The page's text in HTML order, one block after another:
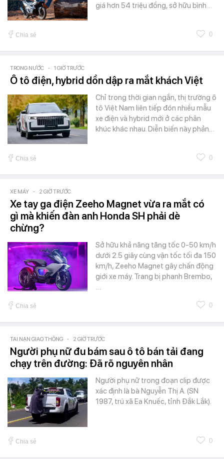
giá hơn 54 triệu đồng, sở hữu bình…
Chia sẻ 0
TRONG NƯỚC - 1 GIỜ TRƯỚC
Ô tô điện, hybrid dồn dập ra mắt khách Việt
Chỉ trong thời gian ngắn, thị trường ô
tô Việt Nam liên tiếp đón nhiều mẫu
xe điện và hybrid mới ở các phân
khúc khác nhau. Diễn biến này phản…
Chia sẻ 0
XE MÁY - 2 GIỜ TRƯỚC
Xe tay ga điện Zeeho Magnet vừa ra mắt có
gì mà khiến đàn anh Honda SH phải dè
chừng?
Sở hữu khả năng tăng tốc 0-50 km/h
dưới 2.5 giây cùng vận tốc tối đa 150
km/h, Zeeho Magnet gây chấn động
giới xe máy. Trang bị phanh Brembo,
…
Chia sẻ 0
TAI NẠN GIAO THÔNG - 2 GIỜ TRƯỚC
Người phụ nữ đu bám sau ô tô bán tải đang
chạy trên đường: Đã rõ nguyên nhân
Người phụ nữ trong đoạn clip được
xác định là bà Nguyễn Thị A. (SN
1987, trú xã Ea Knuếc, tỉnh Đắk Lắk).
Chia sẻ 0